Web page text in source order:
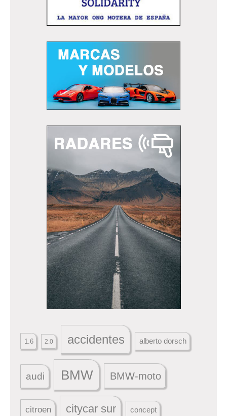
1.6 2.0 accidentes alberto dorsch
audi BMW BMW-moto
citroen citycar sur concept